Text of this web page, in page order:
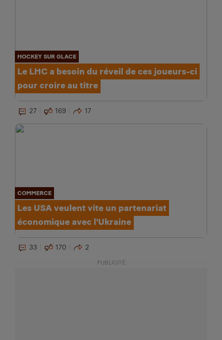
HOCKEY SUR GLACE
Le LHC a besoin du réveil de ces joueurs-ci
pour croire au titre
27 169 17
COMMERCE
Les USA veulent vite un partenariat
économique avec l'Ukraine
33 170 2
PUBLICITÉ